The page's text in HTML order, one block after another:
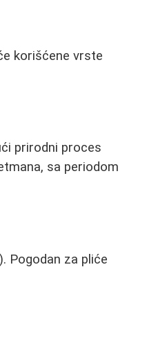
korišćene vrste
prirodni proces
sa periodom
Pogodan za pliće